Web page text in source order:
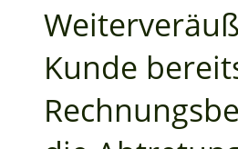
Kunde